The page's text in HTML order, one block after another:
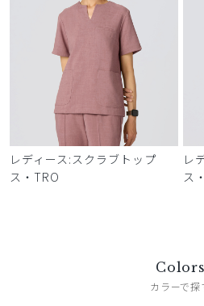
レディース:スクラブトップ
ス・TRO
レ
ス
Colors
カラーで探